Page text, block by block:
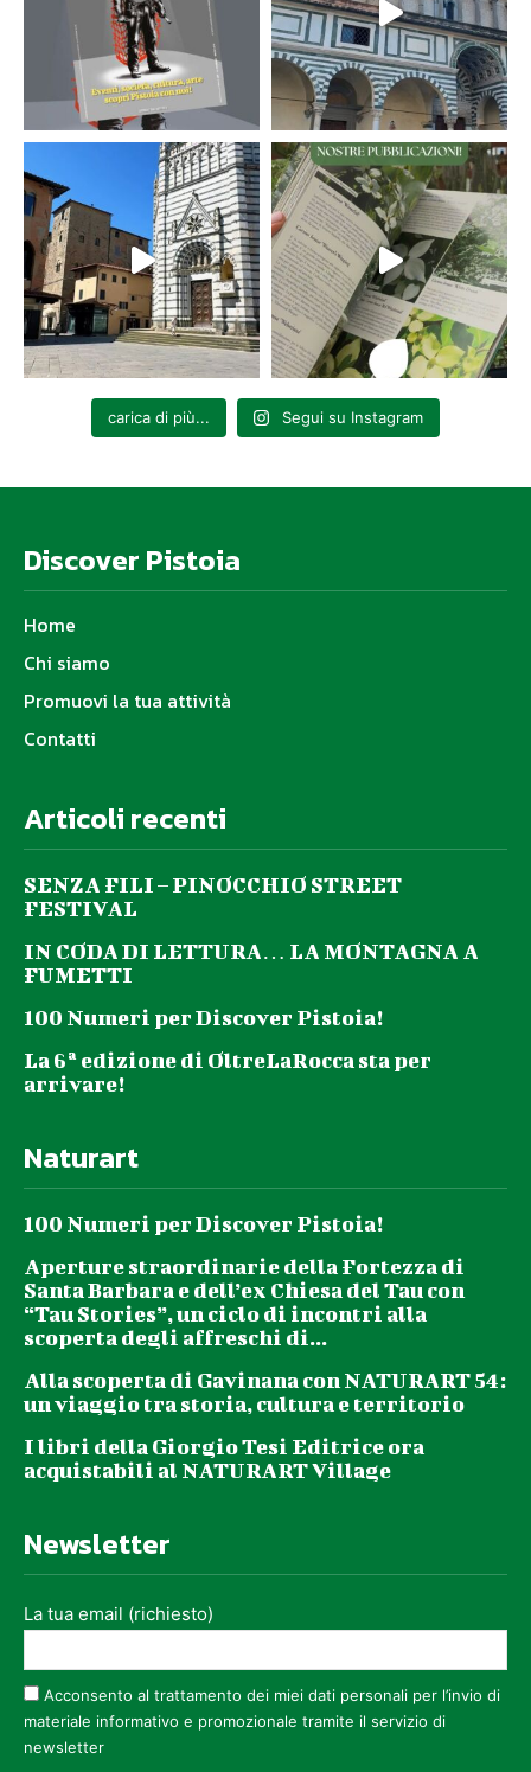
carica di più... Segui su Instagram
Discover Pistoia
Home
Chi siamo
Promuovi la tua attività
Contatti
Articoli recenti
SENZA FILI – PINOCCHIO STREET
FESTIVAL
IN CODA DI LETTURA… LA MONTAGNA A
FUMETTI
100 Numeri per Discover Pistoia!
La 6ª edizione di OltreLaRocca sta per
arrivare!
Naturart
100 Numeri per Discover Pistoia!
Aperture straordinarie della Fortezza di
Santa Barbara e dell’ex Chiesa del Tau con
“Tau Stories”, un ciclo di incontri alla
scoperta degli affreschi di...
Alla scoperta di Gavinana con NATURART 54:
un viaggio tra storia, cultura e territorio
I libri della Giorgio Tesi Editrice ora
acquistabili al NATURART Village
Newsletter
La tua email (richiesto)
Acconsento al trattamento dei miei dati personali per l’invio di
materiale informativo e promozionale tramite il servizio di
newsletter